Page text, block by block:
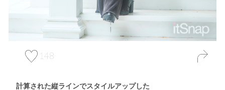
148
計算された縦ラインでスタイルアップした